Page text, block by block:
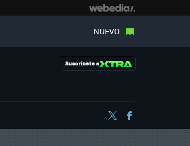
NUEVO
Suscríbete a
Twitter